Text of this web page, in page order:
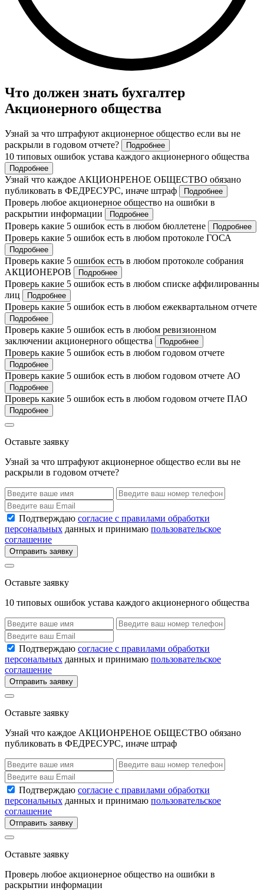
Что должен знать бухгалтер
Акционерного общества
Узнай за что штрафуют акционерное общество если вы не
раскрыли в годовом отчете?
Подробнее
10 типовых ошибок устава каждого акционерного общества
Подробнее
Узнай что каждое АКЦИОНРЕНОЕ ОБЩЕСТВО обязано
публиковать в ФЕДРЕСУРС, иначе штраф
Подробнее
Проверь любое акционерное общество на ошибки в
раскрытии информации
Подробнее
Проверь какие 5 ошибок есть в любом бюллетене Подробнее
Проверь какие 5 ошибок есть в любом протоколе ГОСА
Подробнее
Проверь какие 5 ошибок есть в любом протоколе собрания
АКЦИОНЕРОВ
Подробнее
Проверь какие 5 ошибок есть в любом списке аффилированны
лиц
Подробнее
Проверь какие 5 ошибок есть в любом ежеквартальном отчете
Подробнее
Проверь какие 5 ошибок есть в любом ревизионном
заключении акционерного общества
Подробнее
Проверь какие 5 ошибок есть в любом годовом отчете
Подробнее
Проверь какие 5 ошибок есть в любом годовом отчете АО
Подробнее
Проверь какие 5 ошибок есть в любом годовом отчете ПАО
Подробнее
Оставьте заявку
Узнай за что штрафуют акционерное общество если вы не
раскрыли в годовом отчете?
Подтверждаю согласие с правилами обработки
персональных данных и принимаю пользовательское
соглашение
Отправить заявку
Оставьте заявку
10 типовых ошибок устава каждого акционерного общества
Подтверждаю согласие с правилами обработки
персональных данных и принимаю пользовательское
соглашение
Отправить заявку
Оставьте заявку
Узнай что каждое АКЦИОНРЕНОЕ ОБЩЕСТВО обязано
публиковать в ФЕДРЕСУРС, иначе штраф
Подтверждаю согласие с правилами обработки
персональных данных и принимаю пользовательское
соглашение
Отправить заявку
Оставьте заявку
Проверь любое акционерное общество на ошибки в
раскрытии информации